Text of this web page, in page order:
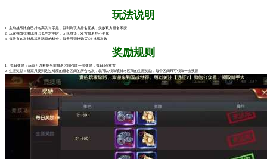
玩法说明
1. 主动挑战比自己排名高的对手是，胜利则双方排名互换，失败双方排名不变
2. 玩家挑战排名比自己低的对手时，无论胜负，双方排名均不变化
3. 每天有10次挑战其他玩家的机会，每天可额外购买5次挑战次数
奖励规则
1. 每日奖励：玩家可以根据当前排名区间领取一次奖励，每日4点重置
2. 生涯奖励：玩家只要到达过对应的排名区间的所含名次，就可以领取该排名区间的生涯奖励，每个区间只可领取一次奖励